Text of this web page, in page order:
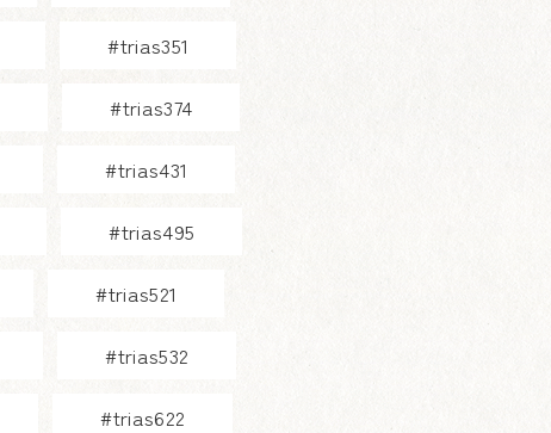
#trias351
#trias374
#trias431
#trias495
#trias521
#trias532
#trias622